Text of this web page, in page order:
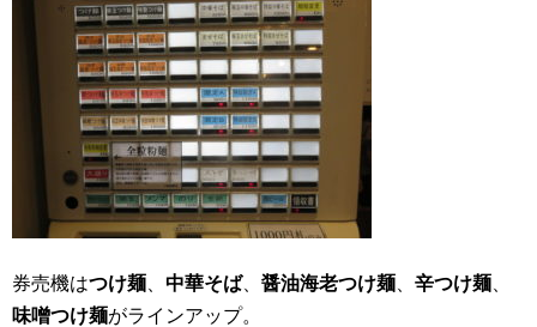
券売機はつけ麺 中華そば、 醤油海老つけ麺 辛つけ麺
味噌つけ麺がラインアップ。